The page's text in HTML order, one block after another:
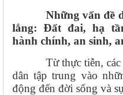
Những vấn đề
lắng: Đất đai, hạ
hành chính, an sinh,
Từ thực tiễn,
dân tập trung vào
động đến đời sống và